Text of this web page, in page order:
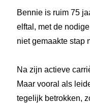
Bennie is ruim 75
elftal, met de
niet gemaakte stap
Na zijn actieve
Maar vooral als
tegelijk betrokken,